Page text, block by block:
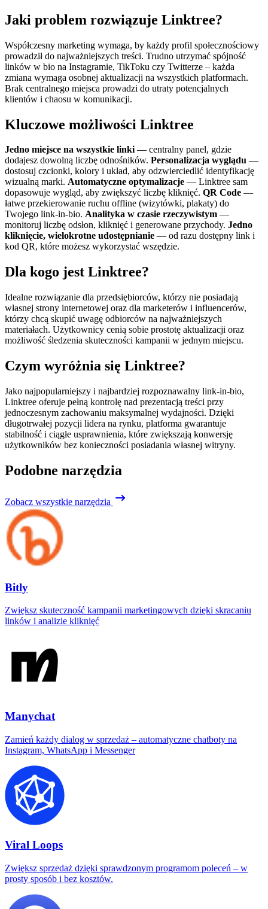
Jaki problem rozwiązuje Linktree?
Współczesny marketing wymaga, by każdy profil społecznościowy
prowadził do najważniejszych treści. Trudno utrzymać spójność
linków w bio na Instagramie, TikToku czy Twitterze – każda
zmiana wymaga osobnej aktualizacji na wszystkich platformach.
Brak centralnego miejsca prowadzi do utraty potencjalnych
klientów i chaosu w komunikacji.
Kluczowe możliwości Linktree
Jedno miejsce na wszystkie linki— centralny panel, gdzie
dodajesz dowolną liczbę odnośników. Personalizacja wyglądu —
dostosuj czcionki, kolory i układ, aby odzwierciedlić identyfikację
wizualną marki. Automatyczne optymalizacje — Linktree sam
dopasowuje wygląd, aby zwiększyć liczbę kliknięć. QR Code —
łatwe przekierowanie ruchu offline (wizytówki, plakaty) do
Twojego link‑in‑bio. Analityka w czasie rzeczywistym —
monitoruj liczbę odsłon, kliknięć i generowane przychody. Jedno
kliknięcie, wielokrotne udostępnianie — od razu dostępny link i
kod QR, które możesz wykorzystać wszędzie.
Dla kogo jest Linktree?
Idealne rozwiązanie dla przedsiębiorców, którzy nie posiadają
własnej strony internetowej oraz dla marketerów i influencerów,
którzy chcą skupić uwagę odbiorców na najważniejszych
materiałach. Użytkownicy cenią sobie prostotę aktualizacji oraz
możliwość śledzenia skuteczności kampanii w jednym miejscu.
Czym wyróżnia się Linktree?
Jako najpopularniejszy i najbardziej rozpoznawalny link‑in‑bio,
Linktree oferuje pełną kontrolę nad prezentacją treści przy
jednoczesnym zachowaniu maksymalnej wydajności. Dzięki
długotrwałej pozycji lidera na rynku, platforma gwarantuje
stabilność i ciągłe usprawnienia, które zwiększają konwersję
użytkowników bez konieczności posiadania własnej witryny.
Podobne narzędzia
Zobacz wszystkie narzędzia
Bitly
Zwiększ skuteczność kampanii marketingowych dzięki skracaniu
linków i analizie kliknięć
Manychat
Zamień każdy dialog w sprzedaż – automatyczne chatboty na
Instagram, WhatsApp i Messenger
Viral Loops
Zwiększ sprzedaż dzięki sprawdzonym programom poleceń – w
prosty sposób i bez kosztów.